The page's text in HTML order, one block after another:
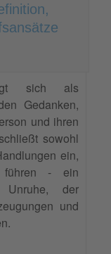
sich als
Gedanken,
und ihren
sowohl
ein,
führen - ein
Unruhe, der
und